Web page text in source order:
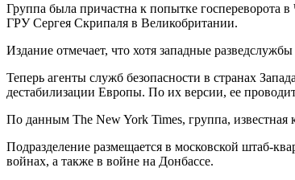
Группа была причастна к попытке госпереворота
ГРУ Сергея Скрипаля в Великобритании.
Издание отмечает, что хотя западные
Теперь агенты служб безопасности в странах
дестабилизации Европы. По их версии, ее
По данным The New York Times, группа, известная
Подразделение размещается в московской штаб-
войнах, а также в войне на Донбассе.